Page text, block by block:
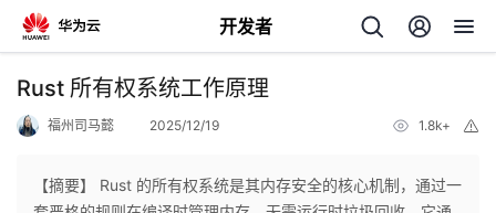
开发者
返
Rust 所有权系统工作原理
福州司马懿 2025/12/19 1.8k+
【摘要】 Rust 的所有权系统是其内存安全的核心机制，通过一